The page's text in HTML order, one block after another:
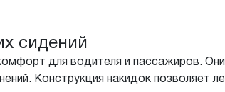
сидений
для водителя и пассажиров.
Конструкция накидок позволяет